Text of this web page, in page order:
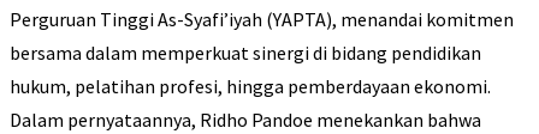
Perguruan Tinggi As-Syafi’iyah (YAPTA), menandai komitmen
bersama dalam memperkuat sinergi di bidang pendidikan
hukum, pelatihan profesi, hingga pemberdayaan ekonomi.
Dalam pernyataannya, Ridho Pandoe menekankan bahwa